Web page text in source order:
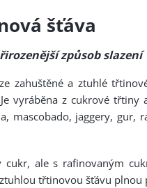
šťáva
způsob slazení
zahuštěné a ztuhlé
vyráběna z cukrové třtiny
mascobado, jaggery, gur,
cukr, ale s rafinovaným
třtinovou šťávu plnou